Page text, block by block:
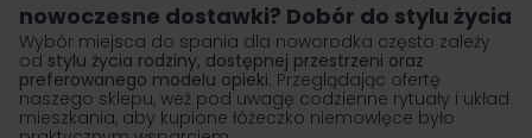
nowoczesne dostawki? Dobór do stylu życia
Wybór miejsca do spania dla noworodka często zależy
od stylu życia rodziny, dostępnej przestrzeni oraz
preferowanego modelu opieki. Przeglądając ofertę
naszego sklepu, weź pod uwagę codzienne rytuały i układ
mieszkania, aby kupione łóżeczko niemowlęce było